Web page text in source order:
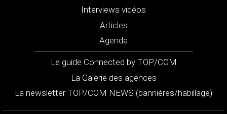
Interviews vidéos
Articles
Agenda
Le guide Connected by TOP/COM
La Galerie des agences
La newsletter TOP/COM NEWS (bannières/habillage)